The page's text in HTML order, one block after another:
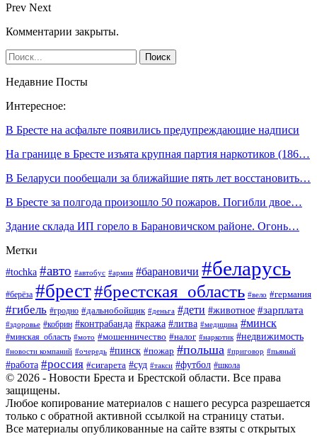
Prev Next
Комментарии закрыты.
Недавние Посты
Интересное:
В Бресте на асфальте появились предупреждающие надписи
На границе в Бресте изъята крупная партия наркотиков (186…
В Беларуси пообещали за ближайшие пять лет восстановить…
В Бресте за полгода произошло 50 пожаров. Погибли двое…
Здание склада ИП горело в Барановичском районе. Огонь…
Метки
#tochka #авто #автобус #армия #барановичи #беларусь
#берёза #брест#брестская_область #вело #германия
#гибель #гродно #дальнобойщик #деньга #дети #животное #зарплата
#здоровье #кобрин #контрабанда #кража #литва #медицина #минск
#минская_область #мото #мошенничество #налог #наркотик #недвижимость
#новости компаний #очередь #пинск #пожар #польша #приговор #пьяный
#работа #россия #сигарета #суд #такси #футбол #школа
© 2026 - Новости Бреста и Брестской области. Все права
защищены.
Любое копирование материалов с нашего ресурса разрешается
только с обратной активной ссылкой на страницу статьи.
Все материалы опубликованные на сайте взяты с открытых